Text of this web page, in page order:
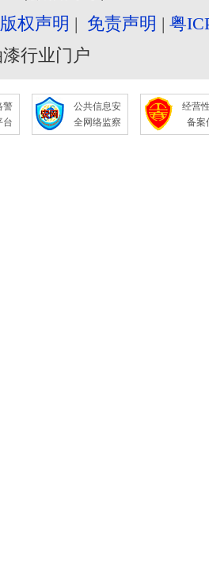
版权声明 | 免责声明 |粤
行业门户
警
台
公共信息安
全网络监察
经营
备案